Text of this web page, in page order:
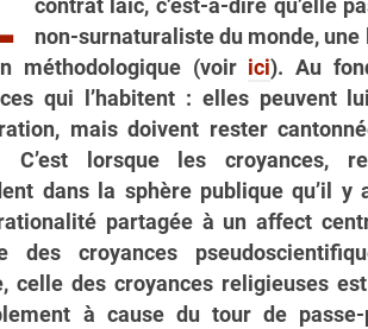
contrat laïc, c’est-à-dire qu’elle
non-surnaturaliste du monde,
méthodologique (voir ici). Au
qui l’habitent : elles peuvent
mais doivent rester
C’est lorsque les croyances,
dans la sphère publique qu’il y
rationalité partagée à un affect
des croyances
celle des croyances religieuses
à cause du tour de passe-